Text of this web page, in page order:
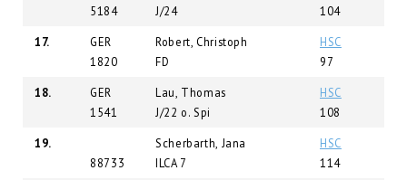
5184
J/24
104
17.
GER
1820
Robert, Christoph
FD
HSC
97
18.
GER
1541
Lau, Thomas
J/22 o. Spi
HSC
108
19.
88733
Scherbarth, Jana
ILCA 7
HSC
114